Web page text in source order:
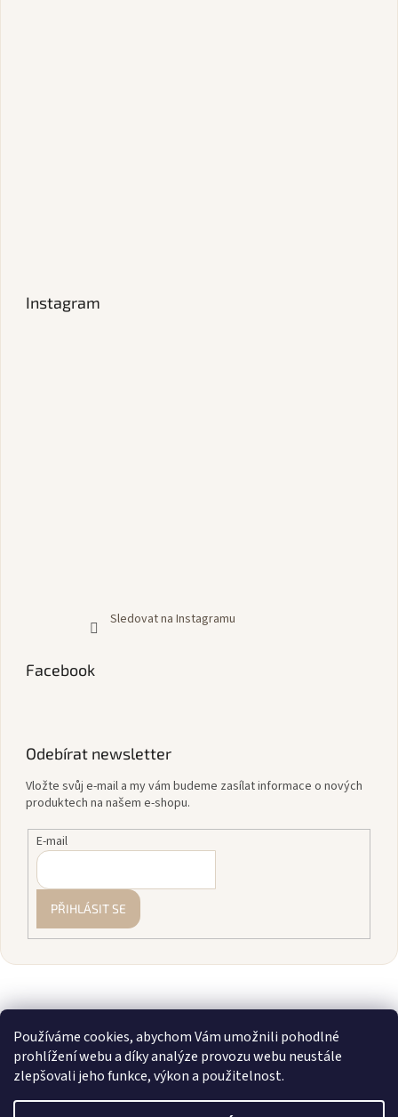
Používáme cookies, abychom Vám umožnili pohodlné
prohlížení webu a díky analýze provozu webu neustále
zlepšovali jeho funkce, výkon a použitelnost.
Instagram
Sledovat na Instagramu
Facebook
Odebírat newsletter
Vložte svůj e-mail a my vám budeme zasílat informace o nových
produktech na našem e-shopu.
E-mail
PŘIHLÁSIT SE
Vytvořil Shoptet